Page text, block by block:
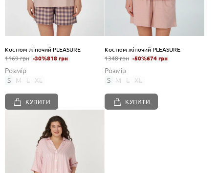
Костюм жіночий PLEASURE
1169 грн -30%818 грн
Розмір
S
M L XL
КУПИТИ
Костюм жіночий PLEASURE
1348 грн -50%674 грн
Розмір
S
M L XL
КУПИТИ